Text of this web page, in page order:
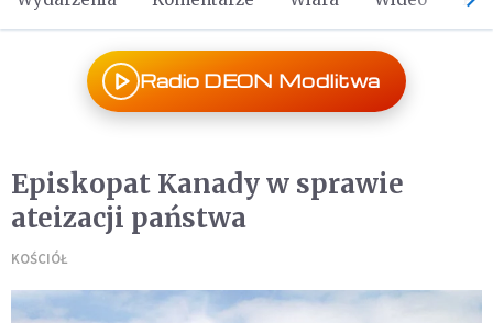
Radio DEON Modlitwa
Episkopat Kanady w sprawie
ateizacji państwa
KOŚCIÓŁ